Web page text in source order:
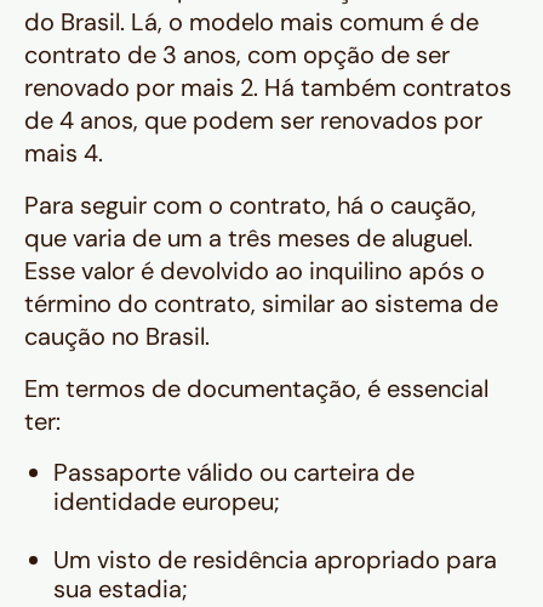
do Brasil. Lá, o modelo mais comum é de
contrato de 3 anos, com opção de ser
renovado por mais 2. Há também contratos
de 4 anos, que podem ser renovados por
mais 4.
Para seguir com o contrato, há o caução,
que varia de um a três meses de aluguel.
Esse valor é devolvido ao inquilino após o
término do contrato, similar ao sistema de
caução no Brasil.
Em termos de documentação, é essencial
ter:
Passaporte válido ou carteira de
identidade europeu;
Um visto de residência apropriado para
sua estadia;